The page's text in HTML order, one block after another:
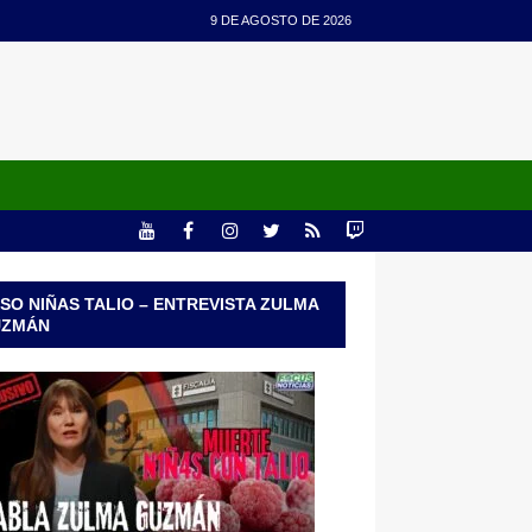
9 DE AGOSTO DE 2026
NIÑAS TALIO – ENTREVISTA ZULMA